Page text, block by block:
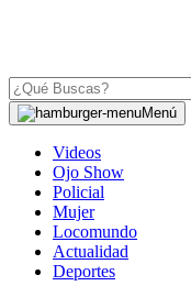
Menú
Videos
Ojo Show
Policial
Mujer
Locomundo
Actualidad
Deportes